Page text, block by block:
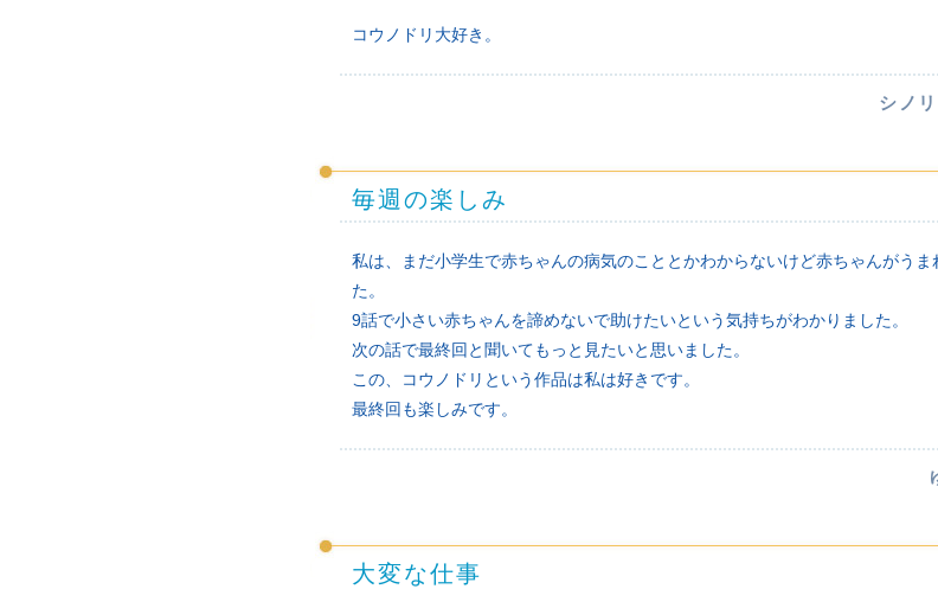
コウノドリ大好き。
シノ
毎週の楽しみ
私は、まだ小学生で赤ちゃんの病気のこととかわからないけど赤ちゃんがう
た。
9話で小さい赤ちゃんを諦めないで助けたいという気持ちがわかりました。
次の話で最終回と聞いてもっと見たいと思いました。
この、コウノドリという作品は私は好きです。
最終回も楽しみです。
大変な仕事